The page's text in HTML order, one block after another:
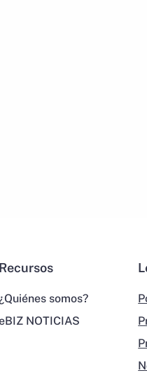
Recursos
somos?
NOTICIAS